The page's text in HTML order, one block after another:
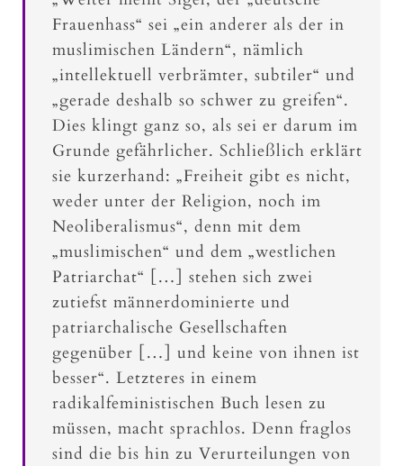
Frauenhass“ sei „ein anderer als der in
muslimischen Ländern“, nämlich
„intellektuell verbrämter, subtiler“ und
„gerade deshalb so schwer zu greifen“.
Dies klingt ganz so, als sei er darum im
Grunde gefährlicher. Schließlich erklärt
sie kurzerhand: „Freiheit gibt es nicht,
weder unter der Religion, noch im
Neoliberalismus“, denn mit dem
„muslimischen“ und dem „westlichen
Patriarchat“ […] stehen sich zwei
zutiefst männerdominierte und
patriarchalische Gesellschaften
gegenüber […] und keine von ihnen ist
besser“. Letzteres in einem
radikalfeministischen Buch lesen zu
müssen, macht sprachlos. Denn fraglos
sind die bis hin zu Verurteilungen von